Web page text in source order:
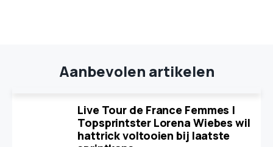
Aanbevolen artikelen
Live Tour de France Femmes |
Topsprintster Lorena Wiebes wil
hattrick voltooien bij laatste